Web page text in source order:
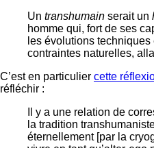
Un transhumain serait un
homme qui, fort de ses
les évolutions
contraintes naturelles,
C’est en particulier cette
réfléchir :
Il y a une relation de
la tradition
éternellement [par la